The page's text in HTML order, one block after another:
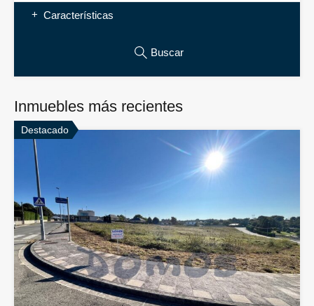
Características
Buscar
Inmuebles más recientes
Destacado